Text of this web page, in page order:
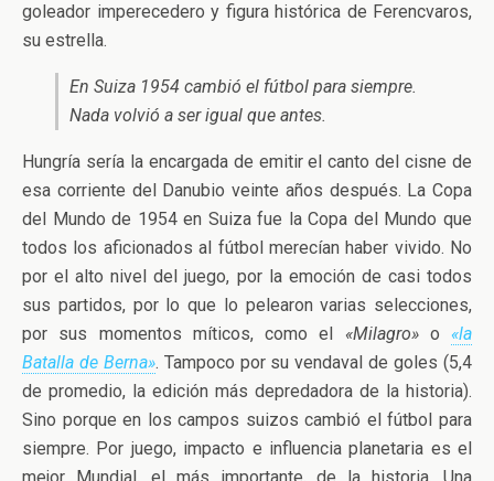
goleador imperecedero y figura histórica de Ferencvaros,
su estrella.
En Suiza 1954 cambió el fútbol para siempre.
Nada volvió a ser igual que antes.
Hungría sería la encargada de emitir el canto del cisne de
esa corriente del Danubio veinte años después. La Copa
del Mundo de 1954 en Suiza fue la Copa del Mundo que
todos los aficionados al fútbol merecían haber vivido. No
por el alto nivel del juego, por la emoción de casi todos
sus partidos, por lo que lo pelearon varias selecciones,
por sus momentos míticos, como el «Milagro»o «la
Batalla de Berna». Tampoco por su vendaval de goles (5,4
de promedio, la edición más depredadora de la historia).
Sino porque en los campos suizos cambió el fútbol para
siempre. Por juego, impacto e influencia planetaria es el